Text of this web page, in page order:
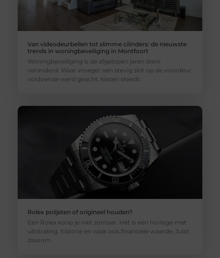
Van videodeurbellen tot slimme cilinders: de nieuwste
trends in woningbeveiliging in Montfoort
Woningbeveiliging is de afgelopen jaren sterk
veranderd. Waar vroeger een stevig slot op de voordeur
voldoende werd geacht, kiezen steeds
Rolex polijsten of origineel houden?
Een Rolex koop je niet zomaar. Het is een horloge met
uitstraling, historie en vaak ook financiële waarde. Juist
daarom